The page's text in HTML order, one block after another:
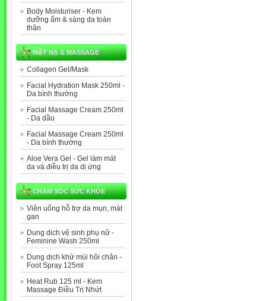
Body Moisturiser - Kem
dưỡng ẩm & sáng da toàn
thân
MẶT NẠ & MASSAGE
Collagen Gel/Mask
Facial Hydration Mask 250ml -
Da bình thường
Facial Massage Cream 250ml
- Da dầu
Facial Massage Cream 250ml
- Da bình thường
Aloe Vera Gel - Gel làm mát
da và điều trị da dị ứng
CHĂM SÓC SỨC KHỎE
Viên uống hỗ trợ da mụn, mát
gan
Dung dich vệ sinh phụ nữ -
Feminine Wash 250ml
Dung dịch khử mùi hôi chân -
Foot Spray 125ml
Heat Rub 125 ml - Kem
Massage Điều Trị Nhứt